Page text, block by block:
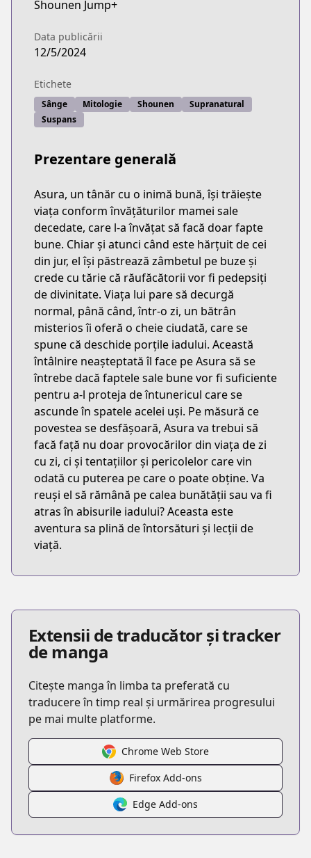
Shounen Jump+
Data publicării
12/5/2024
Etichete
Sânge Mitologie Shounen
Supranatural
Suspans
Prezentare generală
Asura, un tânăr cu o inimă bună, își trăiește
viața conform învățăturilor mamei sale
decedate, care l-a învățat să facă doar fapte
bune. Chiar și atunci când este hărțuit de cei
din jur, el își păstrează zâmbetul pe buze și
crede cu tărie că răufăcătorii vor fi pedepsiți
de divinitate. Viața lui pare să decurgă
normal, până când, într-o zi, un bătrân
misterios îi oferă o cheie ciudată, care se
spune că deschide porțile iadului. Această
întâlnire neașteptată îl face pe Asura să se
întrebe dacă faptele sale bune vor fi suficiente
pentru a-l proteja de întunericul care se
ascunde în spatele acelei uși. Pe măsură ce
povestea se desfășoară, Asura va trebui să
facă față nu doar provocărilor din viața de zi
cu zi, ci și tentațiilor și pericolelor care vin
odată cu puterea pe care o poate obține. Va
reuși el să rămână pe calea bunătății sau va fi
atras în abisurile iadului? Aceasta este
aventura sa plină de întorsături și lecții de
viață.
Extensii de traducător și tracker
de manga
Citește manga în limba ta preferată cu
traducere în timp real și urmărirea progresului
pe mai multe platforme.
Chrome Web Store
Firefox Add-ons
Edge Add-ons